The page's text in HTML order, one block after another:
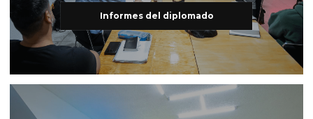
Informes del diplomado